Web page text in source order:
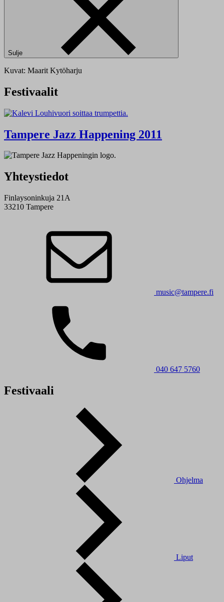
Sulje
Kuvat: Maarit Kytöharju
Festivaalit
Tampere Jazz Happening 2011
Yhteystiedot
Finlaysoninkuja 21A
33210 Tampere
music@tampere.fi
040 647 5760
Festivaali
Ohjelma
Liput